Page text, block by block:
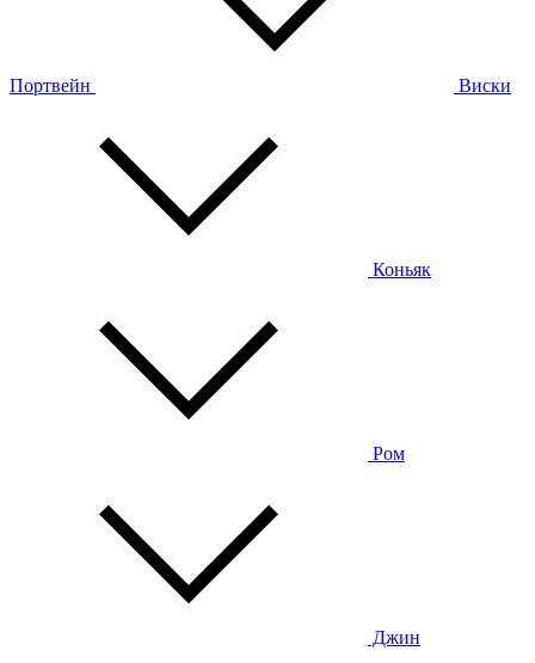
Портвейн Виски
Коньяк
Ром
Джин